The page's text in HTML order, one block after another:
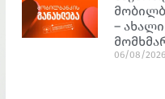
–
06/08/2026